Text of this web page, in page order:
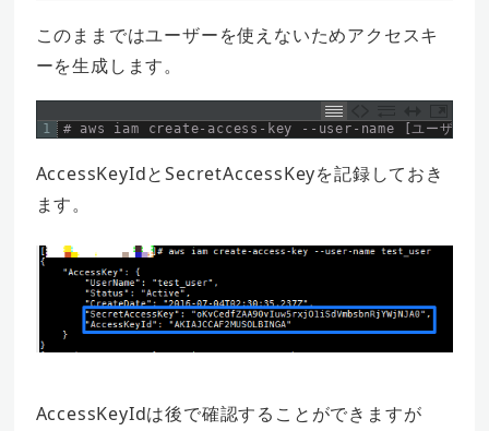
このままではユーザーを使えないためアクセスキ
ーを生成します。
1 # aws iam create-access-key --user-name [ユーザー名
AccessKeyIdとSecretAccessKeyを記録しておき
ます。
AccessKeyIdは後で確認することができますが